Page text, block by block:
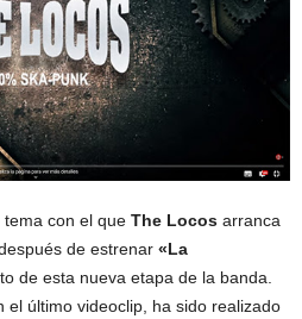
tema con el que The Locos arranca
de estrenar «La
de esta nueva etapa de la banda.
el último videoclip, ha sido realizado